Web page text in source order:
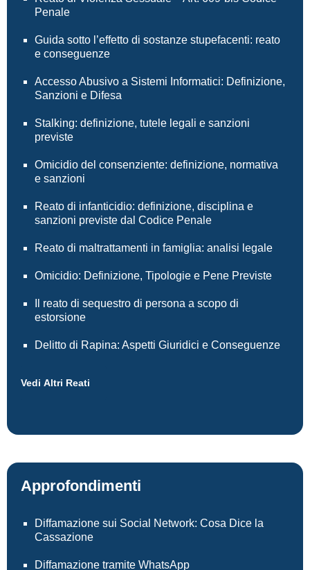
Penale
Guida sotto l’effetto di sostanze stupefacenti: reato
e conseguenze
Accesso Abusivo a Sistemi Informatici: Definizione,
Sanzioni e Difesa
Stalking: definizione, tutele legali e sanzioni
previste
Omicidio del consenziente: definizione, normativa
e sanzioni
Reato di infanticidio: definizione, disciplina e
sanzioni previste dal Codice Penale
Reato di maltrattamenti in famiglia: analisi legale
Omicidio: Definizione, Tipologie e Pene Previste
Il reato di sequestro di persona a scopo di
estorsione
Delitto di Rapina: Aspetti Giuridici e Conseguenze
Vedi Altri Reati
Approfondimenti
Diffamazione sui Social Network: Cosa Dice la
Cassazione
Diffamazione tramite WhatsApp